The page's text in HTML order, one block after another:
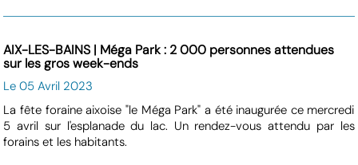
AIX-LES-BAINS | Méga Park : 2 000 personnes attendues
sur les gros week-ends
Le 05 Avril 2023
La fête foraine aixoise "le Méga Park" a été inaugurée ce mercredi
5 avril sur l'esplanade du lac. Un rendez-vous attendu par les
forains et les habitants.